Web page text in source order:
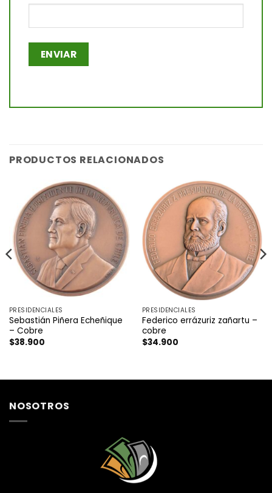
PRODUCTOS RELACIONADOS
PRESIDENCIALES
Sebastián Piñera Echeñique
– Cobre
$38.900
PRESIDENCIALES
Federico errázuriz zañartu –
cobre
$34.900
NOSOTROS